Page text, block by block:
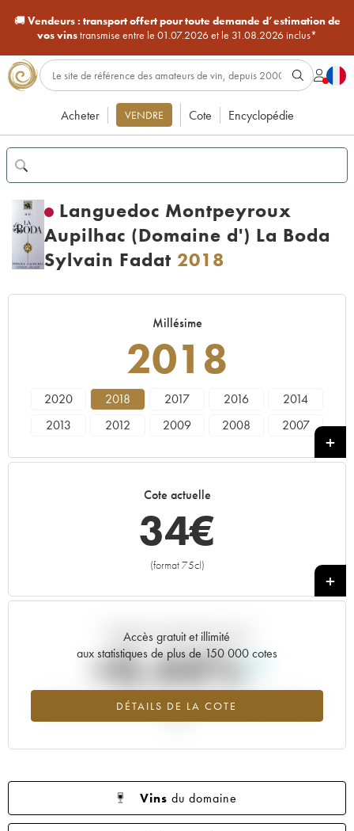
🚚Vendeurs : transport offert pour toute demande d’estimation de
vos vinstransmise entre le 01.07.2026 et le 31.08.2026 inclus*
Acheter VENDRE Cote Encyclopédie
Languedoc Montpeyroux
Aupilhac (Domaine d') La Boda
Sylvain Fadat 2018
Millésime
2018
2020 2018 2017 2016
2014
2013
2012 2009 2008
2007
Cote actuelle
34€
(format 75cl)
+
Accès gratuit et illimité
aux statistiques de plus de 150 000 cotes
DÉTAILS DE LA COTE
Tendance actuelle de la cote
+0.44%
Tendance à la hausse du millésime 2018 en 2026 par rapport à
Vins du domaine